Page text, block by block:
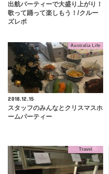
出航パーティーで大盛り上がり！
歌って踊って楽しもう！/クルー
ズレポ
Australia Life
2018.12.15
スタッフのみんなとクリスマスホ
ームパーティー
Travel